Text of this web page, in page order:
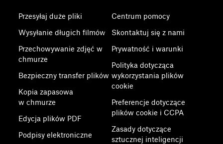
Przesyłaj duże pliki
Wysyłanie długich filmów
Przechowywanie zdjęć w
chmurze
Bezpieczny transfer plików
Kopia zapasowa
w chmurze
Edycja plików PDF
Podpisy elektroniczne
Centrum pomocy
Skontaktuj się z nami
Prywatność i warunki
Polityka dotycząca
wykorzystania plików
cookie
Preferencje dotyczące
plików cookie i CCPA
Zasady dotyczące
sztucznej inteligencji